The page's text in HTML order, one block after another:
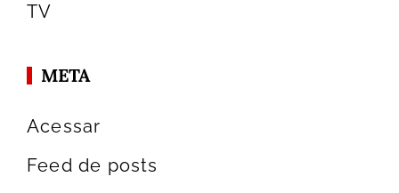
TV
META
Acessar
Feed de posts